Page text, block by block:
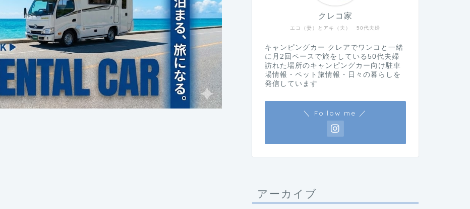
エコ（妻）とアキ（夫） 50代夫婦
クレコ家
キャンピングカー クレアでワンコと一緒
に月2回ペースで旅をしている50代夫婦
訪れた場所のキャンピングカー向け駐車
場情報・ペット旅情報・日々の暮らしを
発信しています
＼ Follow me ／
アーカイブ